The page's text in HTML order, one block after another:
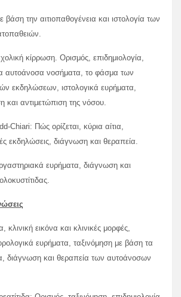
την αιτιοπαθογένεια και ιστολογία των
κίρρωση. Ορισμός, επιδημιολογία,
αυτοάνοσα νοσήματα, το φάσμα των
εκδηλώσεων, ιστολογικά ευρήματα,
αντιμετώπιση της νόσου.
Chiari: Πώς ορίζεται, κύρια αίτια,
εκδηλώσεις, διάγνωση και θεραπεία.
ευρήματα, διάγνωση και
κλινική εικόνα και κλινικές μορφές,
ευρήματα, ταξινόμηση με βάση τα
διάγνωση και θεραπεία των αυτοάνοσων